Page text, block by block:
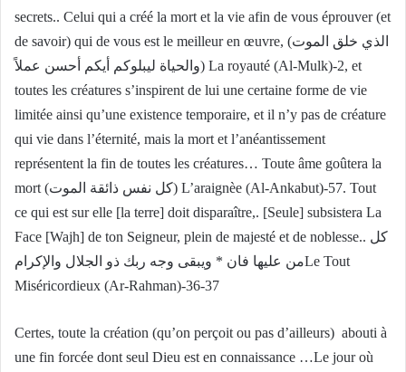
secrets.. Celui qui a créé la mort et la vie afin de vous éprouver (et
de savoir) qui de vous est le meilleur en œuvre, (الذي خلق الموت
والحياة ليبلوكم أيكم أحسن عملاً) La royauté (Al-Mulk)-2, et
toutes les créatures s’inspirent de lui une certaine forme de vie
limitée ainsi qu’une existence temporaire, et il n’y pas de créature
qui vie dans l’éternité, mais la mort et l’anéantissement
représentent la fin de toutes les créatures… Toute âme goûtera la
mort (كل نفس ذائقة الموت) L’araignèe (Al-Ankabut)-57. Tout
ce qui est sur elle [la terre] doit disparaître,. [Seule] subsistera La
Face [Wajh] de ton Seigneur, plein de majesté et de noblesse.. كل
من عليها فان * ويبقى وجه ربك ذو الجلال والإكرامLe Tout
Miséricordieux (Ar-Rahman)-36-37
Certes, toute la création (qu’on perçoit ou pas d’ailleurs) abouti à
une fin forcée dont seul Dieu est en connaissance …Le jour où